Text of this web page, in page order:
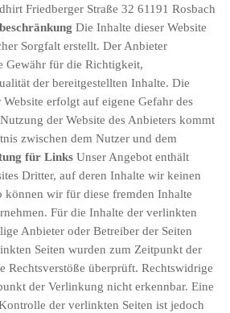
Friedberger Straße 32 61191 Rosbach
Die Inhalte dieser Website
Sorgfalt erstellt. Der Anbieter
Gewähr für die Richtigkeit,
der bereitgestellten Inhalte. Die
erfolgt auf eigene Gefahr des
der Website des Anbieters kommt
zwischen dem Nutzer und dem
für Links Unser Angebot enthält
Dritter, auf deren Inhalte wir keinen
können wir für diese fremden Inhalte
Für die Inhalte der verlinkten
Anbieter oder Betreiber der Seiten
Seiten wurden zum Zeitpunkt der
Rechtsverstöße überprüft. Rechtswidrige
der Verlinkung nicht erkennbar. Eine
der verlinkten Seiten ist jedoch